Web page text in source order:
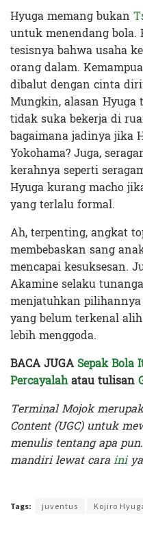
Hyuga memang bukan
untuk menendang bola.
tesisnya bahwa usaha
orang dalam.
dibalut dengan cinta
Mungkin, alasan Hyuga
tidak suka bekerja di
bagaimana jadinya jika
Yokohama? Juga,
kerahnya seperti
Hyuga kurang macho
yang terlalu formal.
Ah, terpenting, angkat
membebaskan sang
mencapai kesuksesan.
Akamine selaku
menjatuhkan pilihannya
yang belum terkenal
lebih menggoda.
BACA JUGA Sepak Bola
Percayalahatau tulisan
Terminal Mojok
Content (UGC) untuk
menulis tentang apa
mandiri lewat caraini
Tags: juventus Kojiro